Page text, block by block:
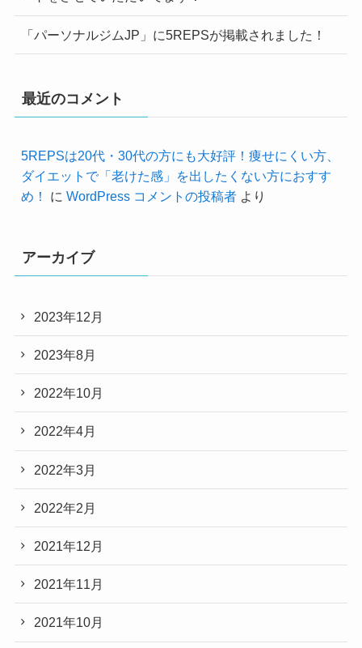
「パーソナルジムJP」に5REPSが掲載されました！
最近のコメント
5REPSは20代・30代の方にも大好評！痩せにくい方、
ダイエットで「老けた感」を出したくない方におすす
め！
に WordPress コメントの投稿者より
アーカイブ
2023年12月
2023年8月
2022年10月
2022年4月
2022年3月
2022年2月
2021年12月
2021年11月
2021年10月